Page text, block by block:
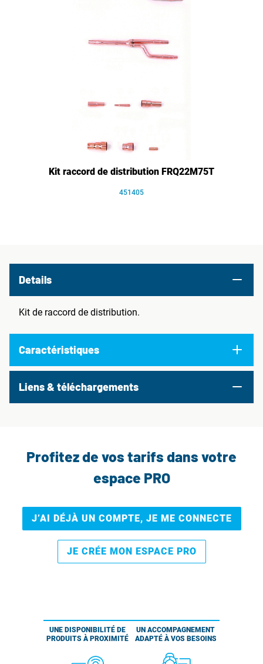
Kit raccord de distribution FRQ22M75T
451405
Details
Kit de raccord de distribution.
Caractéristiques
Liens & téléchargements
Profitez de vos tarifs dans votre
espace PRO
J’AI DÉJÀ UN COMPTE, JE ME CONNECTE
JE CRÉE MON ESPACE PRO
UNE DISPONIBILITÉ DE
PRODUITS À PROXIMITÉ
UN ACCOMPAGNEMENT
ADAPTÉ À VOS BESOINS